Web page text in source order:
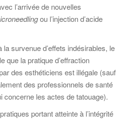
l’arrivée de nouvelles
ou l’injection d’acide
survenue d’effets indésirables, le
que la pratique d’effraction
des esthéticiens est illégale (sauf
des professionnels de santé
concerne les actes de tatouage).
portant atteinte à l’intégrité